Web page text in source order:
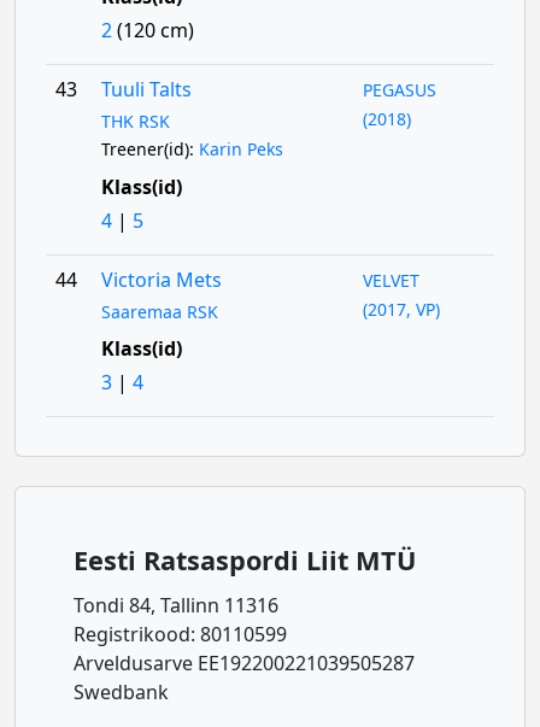
2(120 cm)
43 Tuuli Talts
THK RSK
PEGASUS
(2018)
Treener(id): Karin Peks
Klass(id)
4| 5
44 Victoria Mets
Saaremaa RSK
VELVET
(2017, VP)
Klass(id)
3| 4
Eesti Ratsaspordi Liit MTÜ
Tondi 84, Tallinn 11316
Registrikood: 80110599
Arveldusarve EE192200221039505287
Swedbank